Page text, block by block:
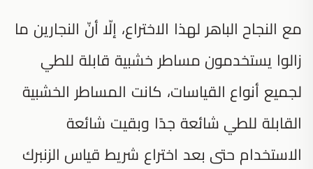
مع النجاح الباهر لهذا الاختراع، إلّا أنّ النجارين ما
زالوا يستخدمون مساطر خشبية قابلة للطي
لجميع أنواع القياسات، كانت المساطر الخشبية
القابلة للطي شائعة جدًا وبقيت شائعة
الاستخدام حتى بعد اختراع شريط قياس الزنبرك